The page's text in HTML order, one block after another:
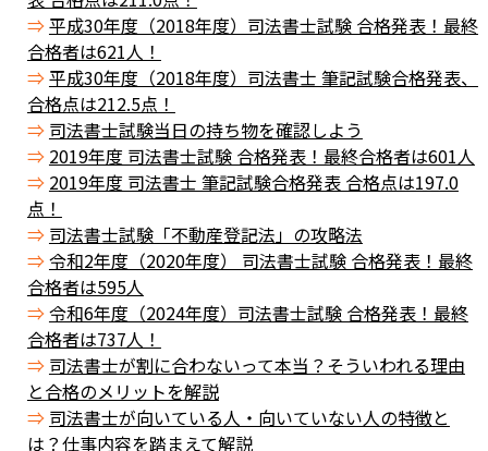
平成30年度（2018年度）司法書士試験 合格発表！最終
合格者は621人！
平成30年度（2018年度）司法書士 筆記試験合格発表、
合格点は212.5点！
司法書士試験当日の持ち物を確認しよう
2019年度 司法書士試験 合格発表！最終合格者は601人
2019年度 司法書士 筆記試験合格発表 合格点は197.0
点！
司法書士試験「不動産登記法」の攻略法
令和2年度（2020年度） 司法書士試験 合格発表！最終
合格者は595人
令和6年度（2024年度）司法書士試験 合格発表！最終
合格者は737人！
司法書士が割に合わないって本当？そういわれる理由
と合格のメリットを解説
司法書士が向いている人・向いていない人の特徴と
は？仕事内容を踏まえて解説